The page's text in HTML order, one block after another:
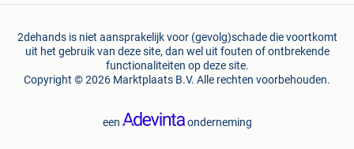
2dehands is niet aansprakelijk voor (gevolg)schade die voortkomt
uit het gebruik van deze site, dan wel uit fouten of ontbrekende
functionaliteiten op deze site.
Copyright © 2026 Marktplaats B.V. Alle rechten voorbehouden.
een onderneming